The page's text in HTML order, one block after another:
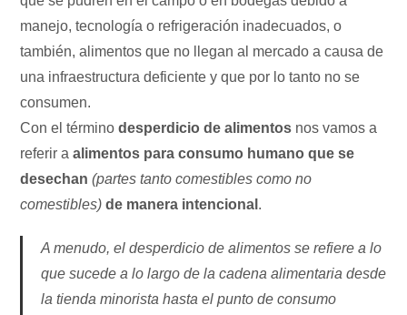
manejo, tecnología o refrigeración inadecuados, o
también, alimentos que no llegan al mercado a causa de
una infraestructura deficiente y que por lo tanto no se
consumen.
Con el términodesperdicio de alimentos nos vamos a
referir aalimentos para consumo humano que se
desechan (partes tanto comestibles como no
comestibles) de manera intencional .
A menudo, el desperdicio de alimentos se refiere a lo
que sucede a lo largo de la cadena alimentaria desde
la tienda minorista hasta el punto de consumo